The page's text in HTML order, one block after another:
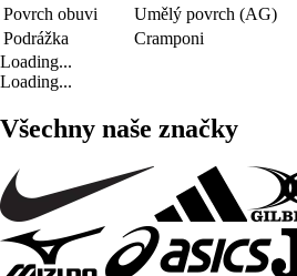
Povrch obuvi
Umělý povrch (AG)
Podrážka
Cramponi
Loading...
Loading...
Všechny naše značky